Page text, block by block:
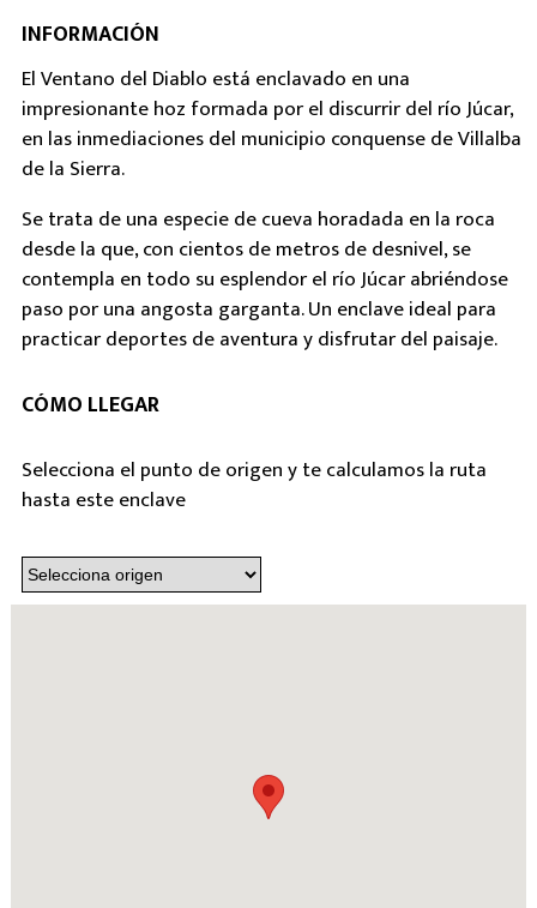
INFORMACIÓN
El Ventano del Diablo está enclavado en una
impresionante hoz formada por el discurrir del río Júcar,
en las inmediaciones del municipio conquense de Villalba
de la Sierra.
Se trata de una especie de cueva horadada en la roca
desde la que, con cientos de metros de desnivel, se
contempla en todo su esplendor el río Júcar abriéndose
paso por una angosta garganta. Un enclave ideal para
practicar deportes de aventura y disfrutar del paisaje.
CÓMO LLEGAR
Selecciona el punto de origen y te calculamos la ruta
hasta este enclave